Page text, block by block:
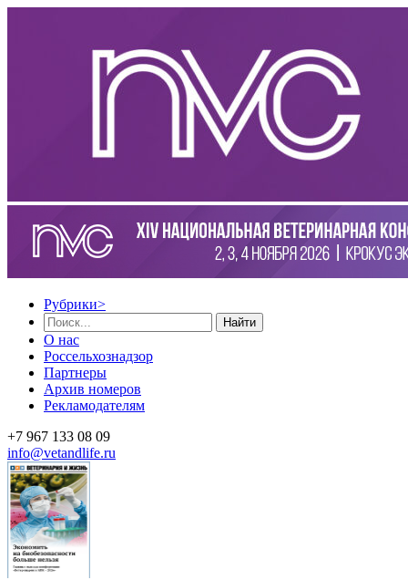
Рубрики>
Найти
О нас
Россельхознадзор
Партнеры
Архив номеров
Рекламодателям
+7 967 133 08 09
info@vetandlife.ru